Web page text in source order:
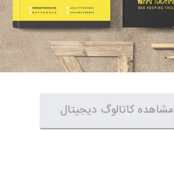
مشاهده کاتالوگ دیجیتال